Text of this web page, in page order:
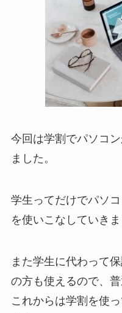
今回は学割でパソコ
ました。
学生ってだけでパソ
を使いこなしていきま
また学生に代わって
の方も使えるので、
これからは学割を使